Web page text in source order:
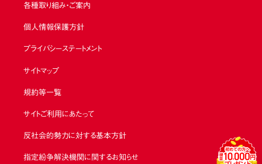
各種取り組み・ご案内
個人情報保護方針
プライバシーステートメント
サイトマップ
規約等一覧
サイトご利用にあたって
反社会的勢力に対する基本方針
指定紛争解決機関に関するお知らせ